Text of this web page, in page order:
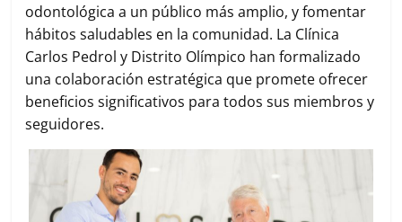
odontológica a un público más amplio, y fomentar
hábitos saludables en la comunidad. La Clínica
Carlos Pedrol y Distrito Olímpico han formalizado
una colaboración estratégica que promete ofrecer
beneficios significativos para todos sus miembros y
seguidores.